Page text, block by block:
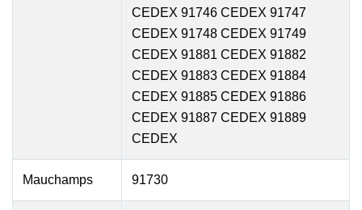
CEDEX 91746 CEDEX 91747
CEDEX 91748 CEDEX 91749
CEDEX 91881 CEDEX 91882
CEDEX 91883 CEDEX 91884
CEDEX 91885 CEDEX 91886
CEDEX 91887 CEDEX 91889
CEDEX
Mauchamps 91730